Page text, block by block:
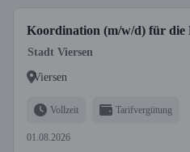
Koordination (m/w/d) für die
Stadt Viersen
Viersen
Vollzeit Tarifvergütung
01.08.2026